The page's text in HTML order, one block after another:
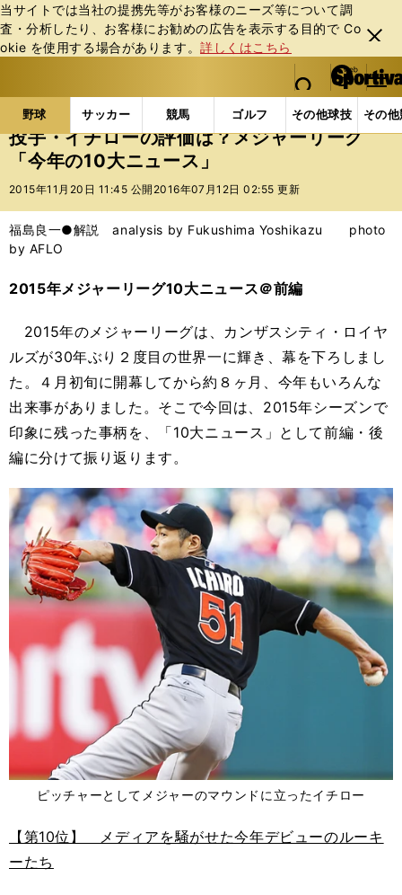
当サイトでは当社の提携先等がお客様のニーズ等について調
査・分析したり、お客様にお勧めの広告を表⽰する⽬的で Co
okie を使⽤する場合があります。詳しくはこちら
閉じ
る
web Sportiva (webスポルティーバ)
検索
マイペ
ー
ジ
メニュ
野球 サッカー 競馬 ゴルフ その他球技 その
b
ス
ポ
ル
バ
野球の記事一覧 MLB 福島良一 投手・イチロー
投手・イチローの評価は？メジャーリーグ
「今年の10大ニュース」
2015年11月20日 11:45 公開 2016年07月12日 02:55 更新
福島良一●解説 analysis by Fukushima Yoshikazu photo
by AFLO
2015年メジャーリーグ10大ニュース＠前編
2015年のメジャーリーグは、カンザスシティ・ロイヤ
ルズが30年ぶり２度目の世界一に輝き、幕を下ろしまし
た。４月初旬に開幕してから約８ヶ月、今年もいろんな
出来事がありました。そこで今回は、2015年シーズンで
印象に残った事柄を、「10大ニュース」として前編・後
編に分けて振り返ります。
ピッチャーとしてメジャーのマウンドに立ったイチロー
【第10位】 メディアを騒がせた今年デビューのルーキ
ーたち